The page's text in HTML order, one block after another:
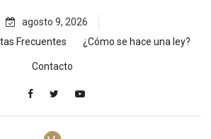
agosto 9, 2026
Frecuentes ¿Cómo se hace una ley?
Contacto